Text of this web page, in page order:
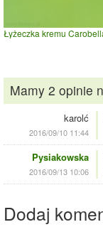
Łyżeczka kremu
Mamy 2 opinie
karolć
2016/09/10 11:44
Pysiakowska
2016/09/13 10:06
Dodaj